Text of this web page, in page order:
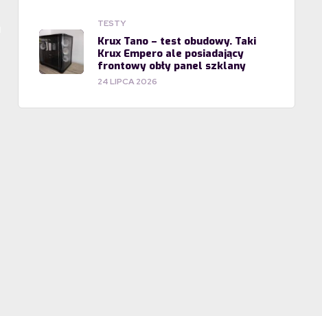
TESTY
Krux Tano – test obudowy. Taki
Krux Empero ale posiadający
frontowy obły panel szklany
24 LIPCA 2026